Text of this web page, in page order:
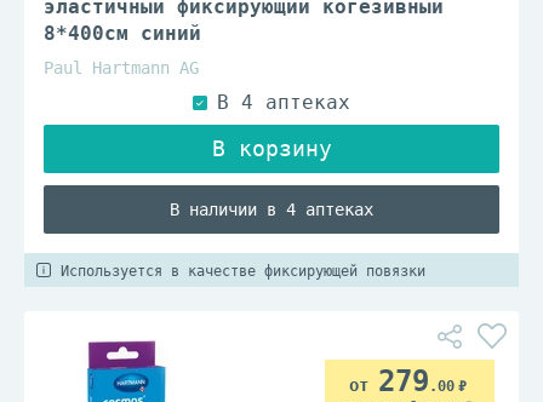
эластичный фиксирующий когезивный
8*400см синий
Paul Hartmann AG
В наличии в 4 аптеках
Используется в качестве фиксирующей повязки
279 .00